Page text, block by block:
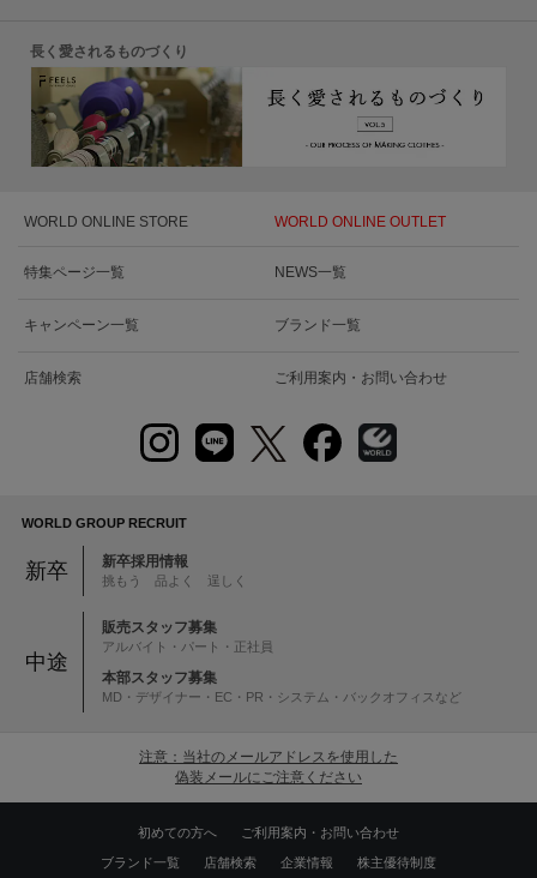
長く愛されるものづくり
WORLD ONLINE STORE WORLD ONLINE OUTLET
特集ページ一覧 NEWS一覧
キャンペーン一覧 ブランド一覧
店舗検索 ご利用案内・お問い合わせ
WORLD GROUP RECRUIT
新卒 新卒採用情報
挑もう 品よく 逞しく
中途
販売スタッフ募集
アルバイト・パート・正社員
本部スタッフ募集
MD・デザイナー・EC・PR・システム・バックオフィスなど
注意：当社のメールアドレスを使用した
偽装メールにご注意ください
初めての方へ ご利用案内・お問い合わせ
ブランド一覧 店舗検索 企業情報 株主優待制度